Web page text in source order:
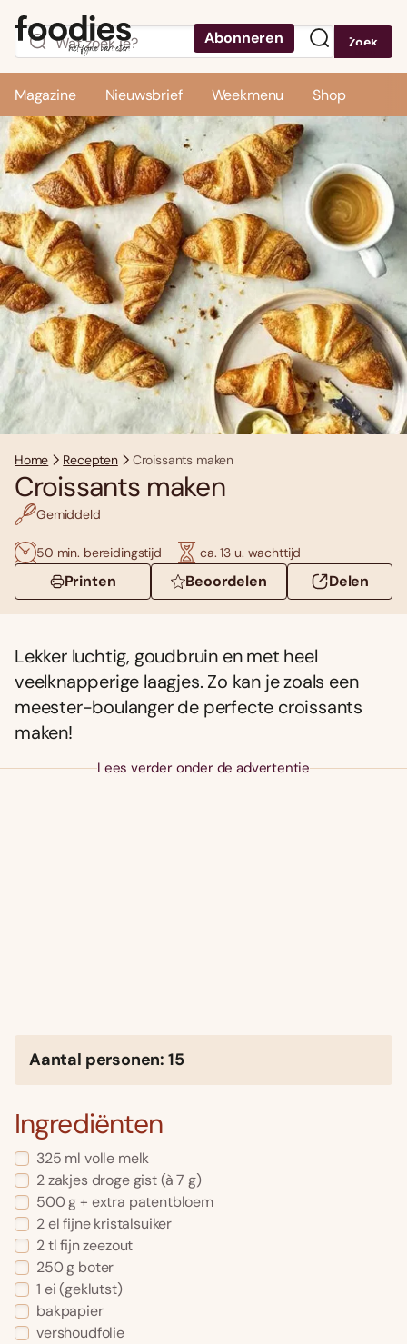
Abonneren Zoek
Magazine Nieuwsbrief Weekmenu Shop
Home Recepten Croissants maken
Croissants maken
Gemiddeld
50 min. bereidingstijd ca. 13 u. wachttijd
Printen Beoordelen Delen
Lekker luchtig, goudbruin en met heel
veelknapperige laagjes. Zo kan je zoals een
meester-boulanger de perfecte croissants
maken!
Lees verder onder de advertentie
Aantal personen: 15
Ingrediënten
325 ml volle melk
2 zakjes droge gist (à 7 g)
500 g + extra patentbloem
2 el fijne kristalsuiker
2 tl fijn zeezout
250 g boter
1 ei (geklutst)
bakpapier
vershoudfolie